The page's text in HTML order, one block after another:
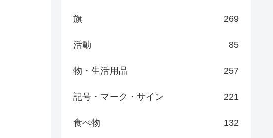
旗 269
活動 85
物・生活用品 257
記号・マーク・サイン 221
食べ物 132